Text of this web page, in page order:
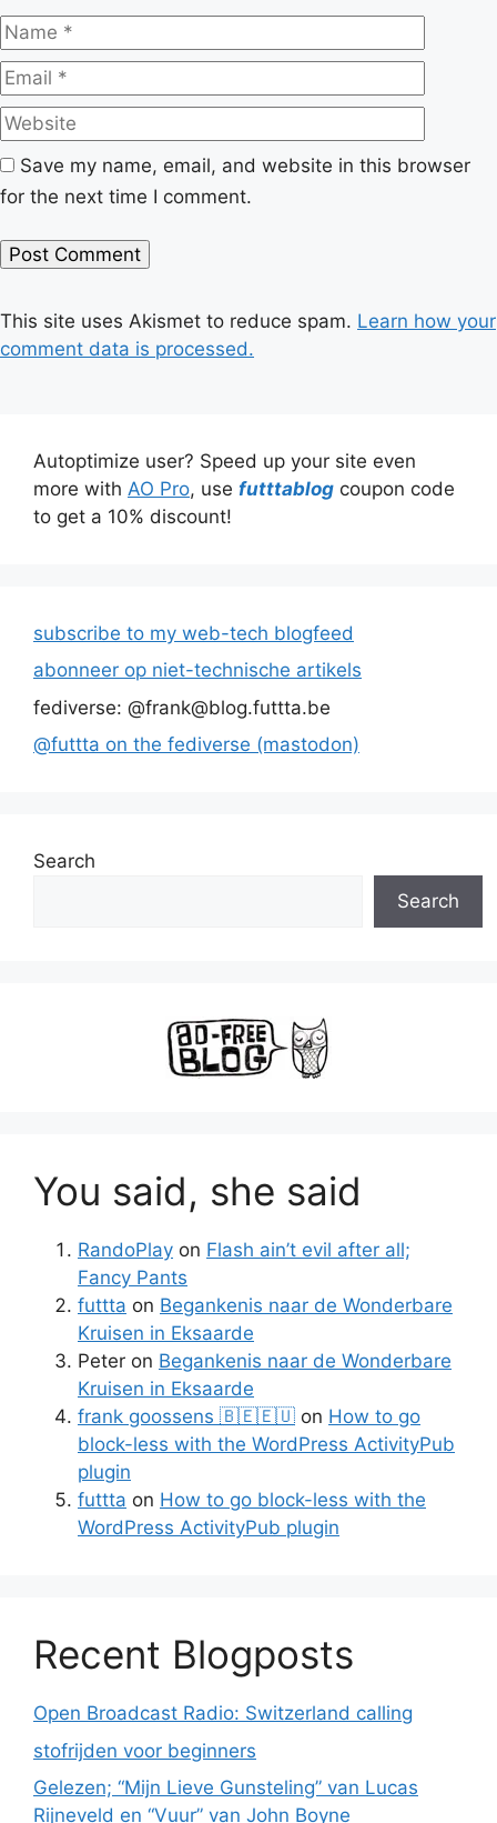
Name
Save my name, email, and website in this browser
for the next time I comment.
This site uses Akismet to reduce spam. Learn how your
comment data is processed.
Autoptimize user? Speed up your site even
more with AO Pro, use futttablog coupon code
to get a 10% discount!
subscribe to my web-tech blogfeed
abonneer op niet-technische artikels
fediverse: @frank@blog.futtta.be
@futtta on the fediverse (mastodon)
Search
Search
You said, she said
RandoPlay on Flash ain’t evil after all;
Fancy Pants
futtta on Begankenis naar de Wonderbare
Kruisen in Eksaarde
Peter on Begankenis naar de Wonderbare
Kruisen in Eksaarde
frank goossens 🇧🇪🇪🇺 on How to go
block-less with the WordPress ActivityPub
plugin
futtta on How to go block-less with the
WordPress ActivityPub plugin
Recent Blogposts
Open Broadcast Radio: Switzerland calling
stofrijden voor beginners
Gelezen; “Mijn Lieve Gunsteling” van Lucas
Rijneveld en “Vuur” van John Boyne